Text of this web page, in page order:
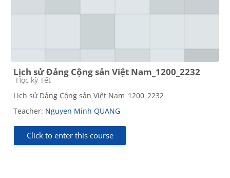
Lịch sử Đảng Cộng sản Việt Nam_1200_2232
Course category
Học kỳ Tết
Lịch sử Đảng Cộng sản Việt Nam_1200_2232
Teacher: Nguyen Minh QUANG
Click to enter this course